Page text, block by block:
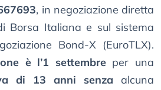
, in negoziazione diretta
Borsa Italiana e sul sistema
Bond-X (EuroTLX).
è l’1 settembreper una
di 13 anni senza alcuna